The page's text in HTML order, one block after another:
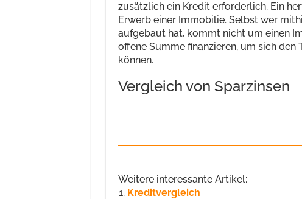
zusätzlich ein Kredit erforderlich. Ein
Erwerb einer Immobilie. Selbst wer
aufgebaut hat, kommt nicht um einen
offene Summe finanzieren, um sich
können.
Vergleich von Sparzinsen
Weitere interessante Artikel:
Kreditvergleich